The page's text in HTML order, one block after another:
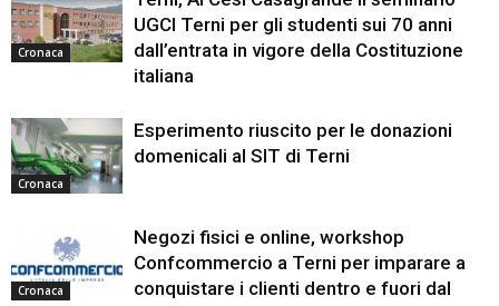
Cronaca
UGCI Terni per gli studenti sui 70 anni
dall’entrata in vigore della Costituzione
italiana
Cronaca
Esperimento riuscito per le donazioni
domenicali al SIT di Terni
Cronaca
Negozi fisici e online, workshop
Confcommercio a Terni per imparare a
conquistare i clienti dentro e fuori dal